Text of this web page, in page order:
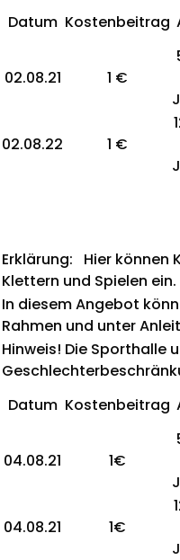
Datum Kostenbeitrag
02.08.21 1 €
02.08.22 1 €
Erklärung: Hier können
Klettern und Spielen
In diesem Angebot
Rahmen und unter
Hinweis! Die
Datum Kostenbeitrag
04.08.21 1€
04.08.21 1€